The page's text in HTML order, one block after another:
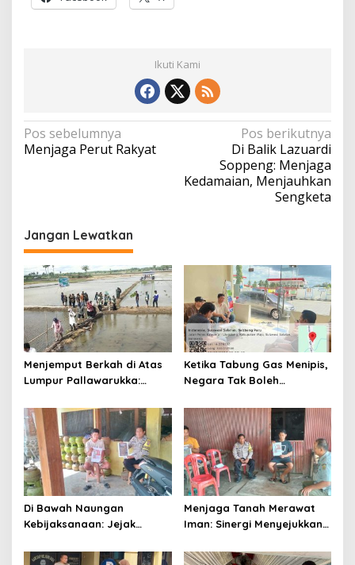
Ikuti Kami
Navigasi
pos
Pos sebelumnya
Menjaga Perut Rakyat
Pos berikutnya
Di Balik Lazuardi
Soppeng: Menjaga
Kedamaian, Menjauhkan
Sengketa
Jangan Lewatkan
Menjemput Berkah di Atas
Lumpur Pallawarukka:
yang Merawat Kehidupan
Ketika Tabung Gas Menipis,
Negara Tak Boleh
Di Bawah Naungan
Kebijaksanaan: Jejak
Menjaga Amanah dan
Menjaga Tanah Merawat
Iman: Sinergi Menyejukkan
Soppeng